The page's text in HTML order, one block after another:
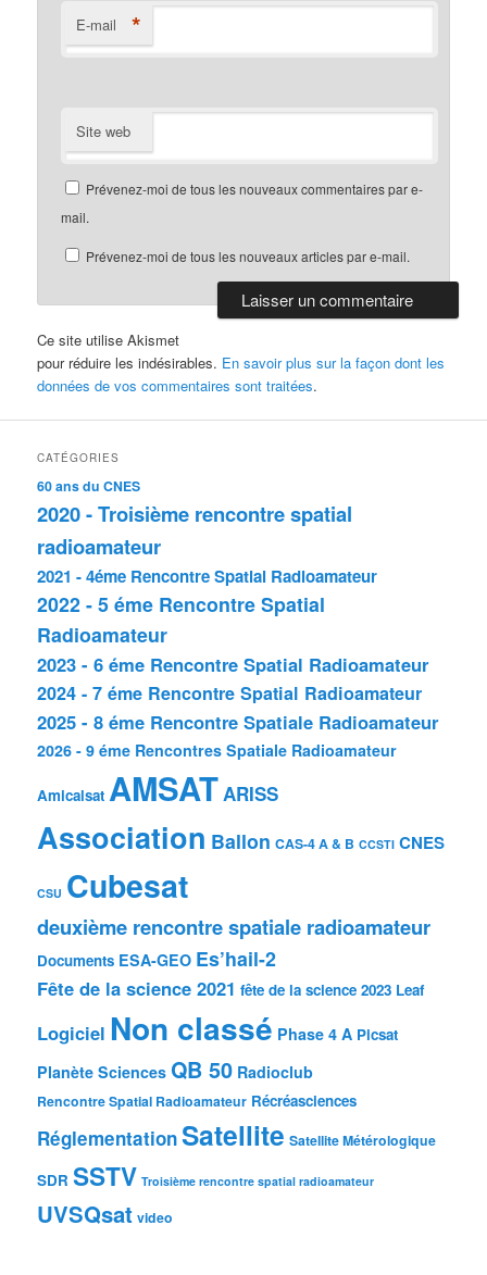
E-mail *
Site web
Prévenez-moi de tous les nouveaux commentaires par e-
mail.
Prévenez-moi de tous les nouveaux articles par e-mail.
Ce site utilise Akismet
pour réduire les indésirables. En savoir plus sur la façon dont les
données de vos commentaires sont traitées.
CATÉGORIES
60 ans du CNES
2020 - Troisième rencontre spatial
radioamateur
2021 - 4éme Rencontre Spatial Radioamateur
2022 - 5 éme Rencontre Spatial
Radioamateur
2023 - 6 éme Rencontre Spatial Radioamateur
2024 - 7 éme Rencontre Spatial Radioamateur
2025 - 8 éme Rencontre Spatiale Radioamateur
2026 - 9 éme Rencontres Spatiale Radioamateur
Amicalsat AMSATARISS
Association Ballon CAS-4 A & B CCSTI CNES
CSU Cubesat
deuxième rencontre spatiale radioamateur
Documents ESA-GEO Es’hail-2
Fête de la science 2021 fête de la science 2023 Leaf
Logiciel Non classé Phase 4 A Picsat
Planète Sciences QB 50 Radioclub
Rencontre Spatial Radioamateur Récréasciences
RéglementationSatellite Satellite Métérologique
SDR SSTV Troisième rencontre spatial radioamateur
UVSQsat video